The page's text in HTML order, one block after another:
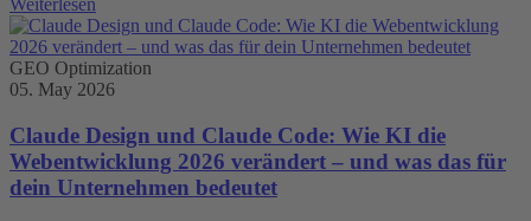
Weiterlesen
GEO Optimization
05. May 2026
Claude Design und Claude Code: Wie KI die
Webentwicklung 2026 verändert – und was das für
dein Unternehmen bedeutet